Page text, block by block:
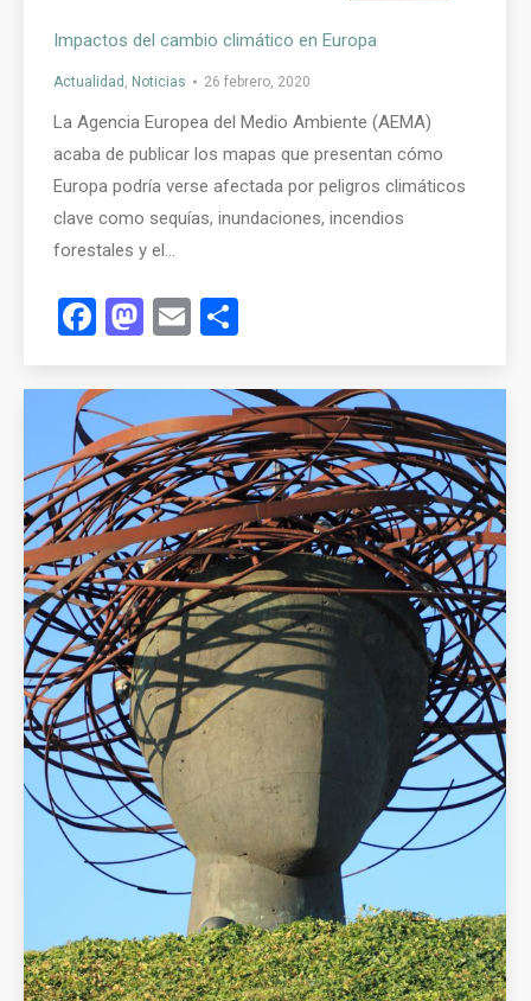
Impactos del cambio climático en Europa
Actualidad , Noticias 26 febrero, 2020
La Agencia Europea del Medio Ambiente (AEMA)
acaba de publicar los mapas que presentan cómo
Europa podría verse afectada por peligros climáticos
clave como sequías, inundaciones, incendios
forestales y el…
Facebook
Mastodon
Email